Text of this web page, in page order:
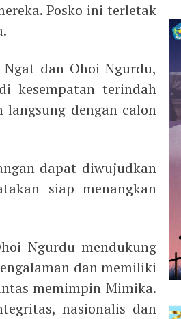
Posko ini terletak
dan Ohoi Ngurdu,
kesempatan terindah
langsung dengan calon
dapat diwujudkan
siap menangkan
Ngurdu mendukung
dan memiliki
memimpin Mimika.
nasionalis dan